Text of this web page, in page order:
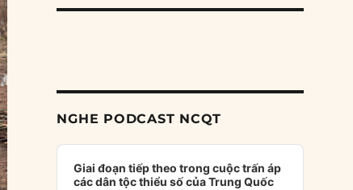
NGHE PODCAST NCQT
Audio
Player
Giai đoạn tiếp theo trong cuộc trấn áp
các dân tộc thiểu số của Trung Quốc